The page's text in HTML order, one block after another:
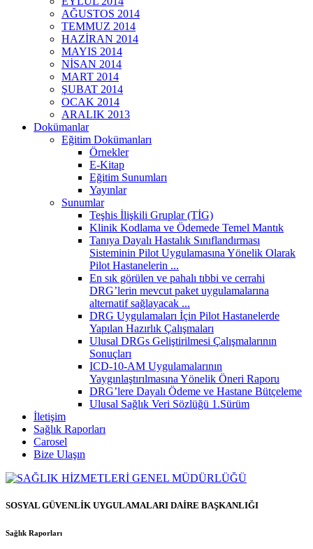
AĞUSTOS 2014
TEMMUZ 2014
HAZİRAN 2014
MAYIS 2014
NİSAN 2014
MART 2014
ŞUBAT 2014
OCAK 2014
ARALIK 2013
Dokümanlar
Eğitim Dokümanları
Örnekler
E-Kitap
Eğitim Sunumları
Yayınlar
Sunumlar
Teşhis İlişkili Gruplar (TİG)
Klinik Kodlama ve Ödemede Temel Mantık
Tanıya Dayalı Hastalık Sınıflandırması
Sisteminin Pilot Uygulamasına Yönelik Olarak
Pilot Hastanelerin ...
En sık görülen ve pahalı tıbbi ve cerrahi
DRG’lerin mevcut paket uygulamalarına
alternatif sağlayacak ...
DRG Uygulamaları İçin Pilot Hastanelerde
Yapılan Hazırlık Çalışmaları
Ulusal DRGs Geliştirilmesi Çalışmalarının
Sonuçları
ICD-10-AM Uygulamalarının
Yaygınlaştırılmasına Yönelik Öneri Raporu
DRG’lere Dayalı Ödeme ve Hastane Bütçeleme
Ulusal Sağlık Veri Sözlüğü 1.Sürüm
İletişim
Sağlık Raporları
Carosel
Bize Ulaşın
SOSYAL GÜVENLİK UYGULAMALARI DAİRE BAŞKANLIĞI
Sağlık Raporları